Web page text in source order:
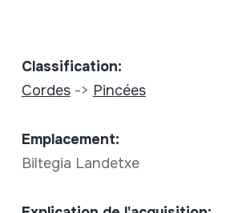
Classification:
Cordes-> Pincées
Emplacement:
Biltegia Landetxe